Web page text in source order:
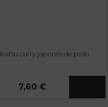
Katsu curry japonés de pollo
7,60 €